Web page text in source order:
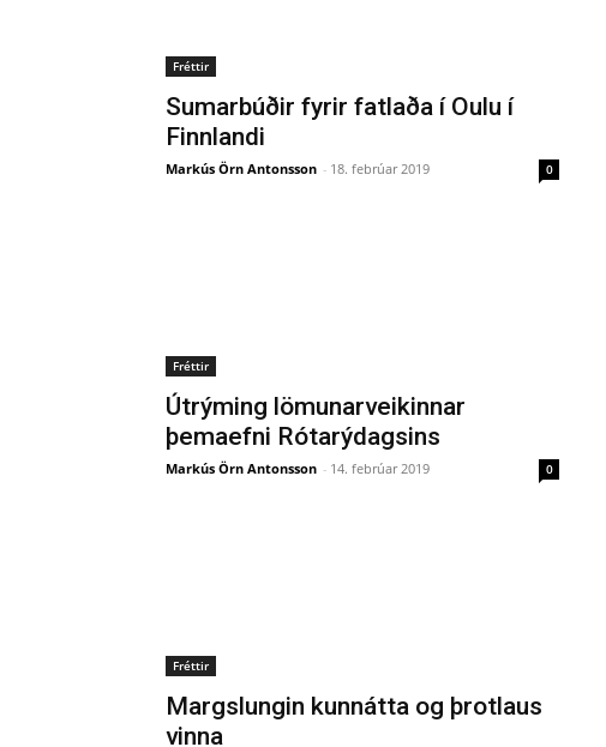
Fréttir
Sumarbúðir fyrir fatlaða í Oulu í
Finnlandi
Markús Örn Antonsson - 18. febrúar 2019 0
Fréttir
Útrýming lömunarveikinnar
þemaefni Rótarýdagsins
Markús Örn Antonsson - 14. febrúar 2019 0
Fréttir
Margslungin kunnátta og þrotlaus
vinna